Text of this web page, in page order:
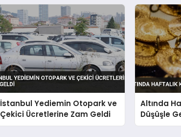
İstanbul Yediemin Otopark ve
Çekici Ücretlerine Zam Geldi
Altında
Düşüşle